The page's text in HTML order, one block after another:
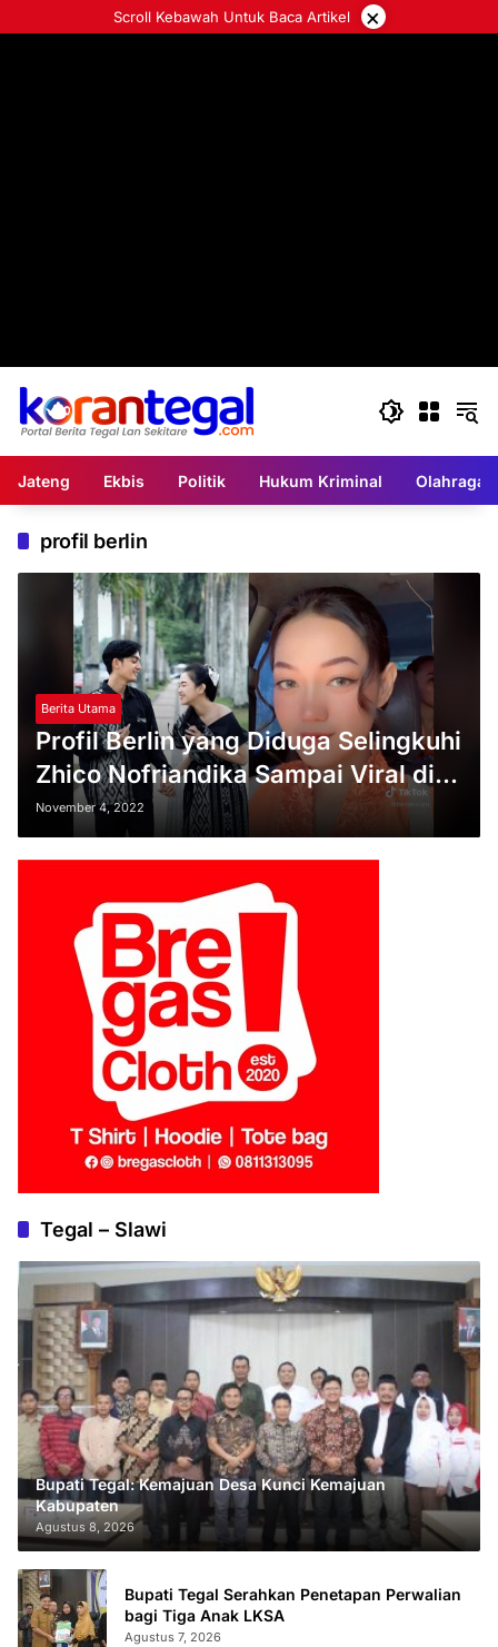
ke
Scroll Kebawah Untuk Baca Artikel ×
Jateng Ekbis Politik Hukum Kriminal Olahraga
profil berlin
Berita Utama
Profil Berlin yang Diduga Selingkuhi
Zhico Nofriandika Sampai Viral di
TikTok
November 4, 2022
Tegal – Slawi
Bupati Tegal: Kemajuan Desa Kunci Kemajuan
Kabupaten
Agustus 8, 2026
Bupati Tegal Serahkan Penetapan Perwalian
bagi Tiga Anak LKSA
Agustus 7, 2026